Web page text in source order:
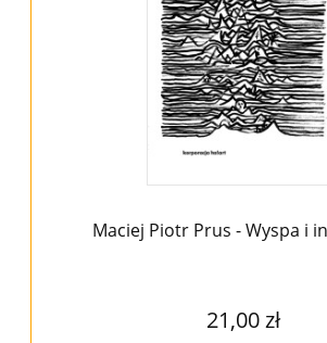
Maciej Piotr Prus - Wyspa i
21,00 zł